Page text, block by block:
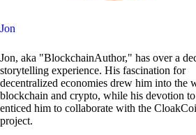
Jon
Jon, aka "BlockchainAuthor," has over a
storytelling experience. His fascination for
decentralized economies drew him into the
blockchain and crypto, while his devotion
enticed him to collaborate with the
project.